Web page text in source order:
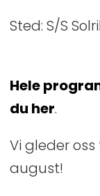
Sted: S/S
Hele
du her.
Vi gleder
august!